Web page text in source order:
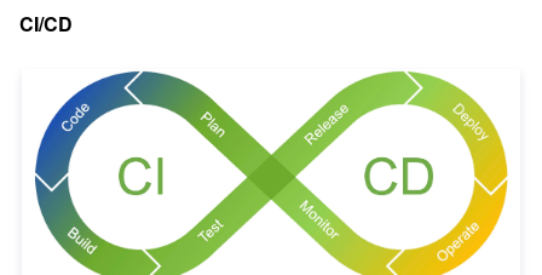
CI/CD